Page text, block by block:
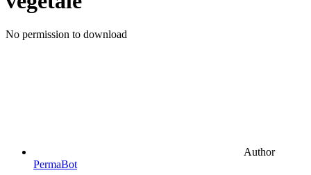
No permission to download
Author
PermaBot